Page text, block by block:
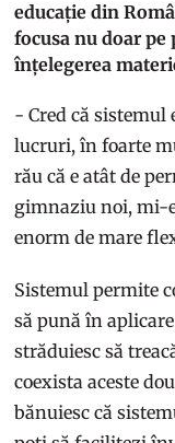
educație din
focusa nu doar pe
înțelegerea
- Cred că
lucruri, în foarte
rău că e atât de
gimnaziu noi, mi-
enorm de mare
Sistemul permite
să pună în
străduiesc să
coexista aceste
bănuiesc că